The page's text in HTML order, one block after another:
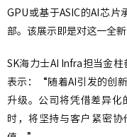
GPU或基于ASIC的AI芯片
部。该展示即是对这一全
SK海力士AI Infra担当金柱
表示：“随着AI引发的创
升级。公司将凭借差异化
时，将坚持与客户紧密